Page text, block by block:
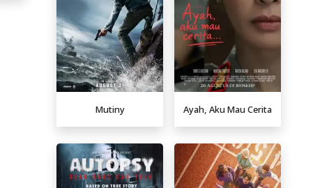
Mutiny Ayah, Aku Mau Cerita